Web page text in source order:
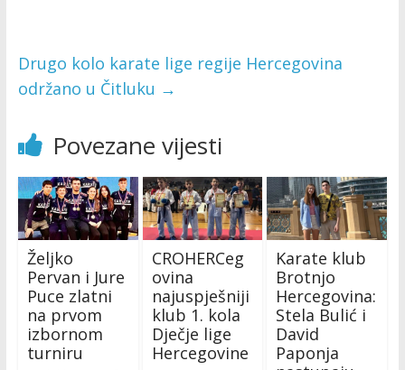
Drugo kolo karate lige regije Hercegovina
održano u Čitluku →
Povezane vijesti
Željko
Pervan i Jure
Puce zlatni
na prvom
izbornom
turniru
CROHERCeg
ovina
najuspješniji
klub 1. kola
Dječje lige
Hercegovine
Karate klub
Brotnjo
Hercegovina:
Stela Bulić i
David
Paponja